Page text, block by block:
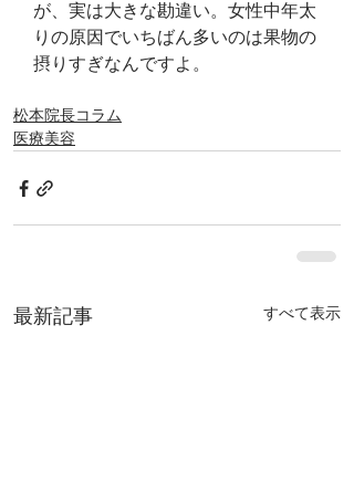
が、実は大きな勘違い。女性中年太
りの原因でいちばん多いのは果物の
摂りすぎなんですよ。
松本院長コラム
医療美容
最新記事 すべて表示